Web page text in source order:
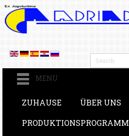
MENU
ZUHAUSE
ÜBER UNS
PRODUKTIONSPROGRAMM